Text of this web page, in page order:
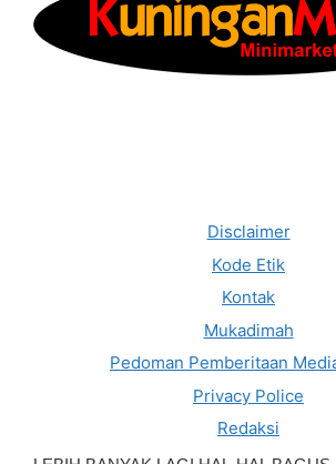
Disclaimer
Kode Etik
Kontak
Mukadimah
Pedoman Pemberitaan
Privacy Police
Redaksi